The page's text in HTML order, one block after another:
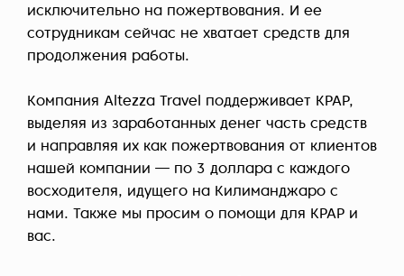
исключительно на пожертвования. И ее
сотрудникам сейчас не хватает средств для
продолжения работы.
Компания Altezza Travel поддерживает KPAP,
выделяя из заработанных денег часть средств
и направляя их как пожертвования от клиентов
нашей компании — по 3 доллара с каждого
восходителя, идущего на Килиманджаро с
нами. Также мы просим о помощи для KPAP и
вас.